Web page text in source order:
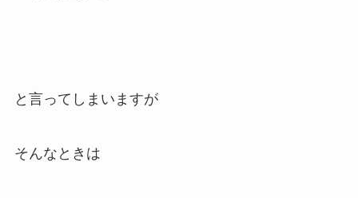
と言ってしまいますが
そんなときは